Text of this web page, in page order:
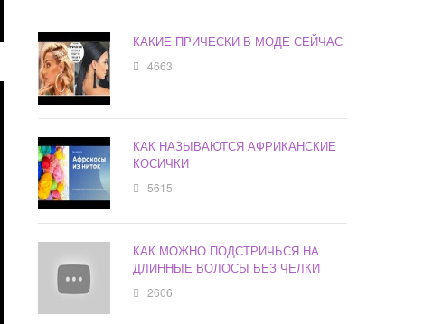
КАКИЕ ПРИЧЕСКИ В МОДЕ СЕЙЧАС
4663
КАК НАЗЫВАЮТСЯ АФРИКАНСКИЕ
КОСИЧКИ
5615
КАК МОЖНО ПОДСТРИЧЬСЯ НА
ДЛИННЫЕ ВОЛОСЫ БЕЗ ЧЕЛКИ
2606